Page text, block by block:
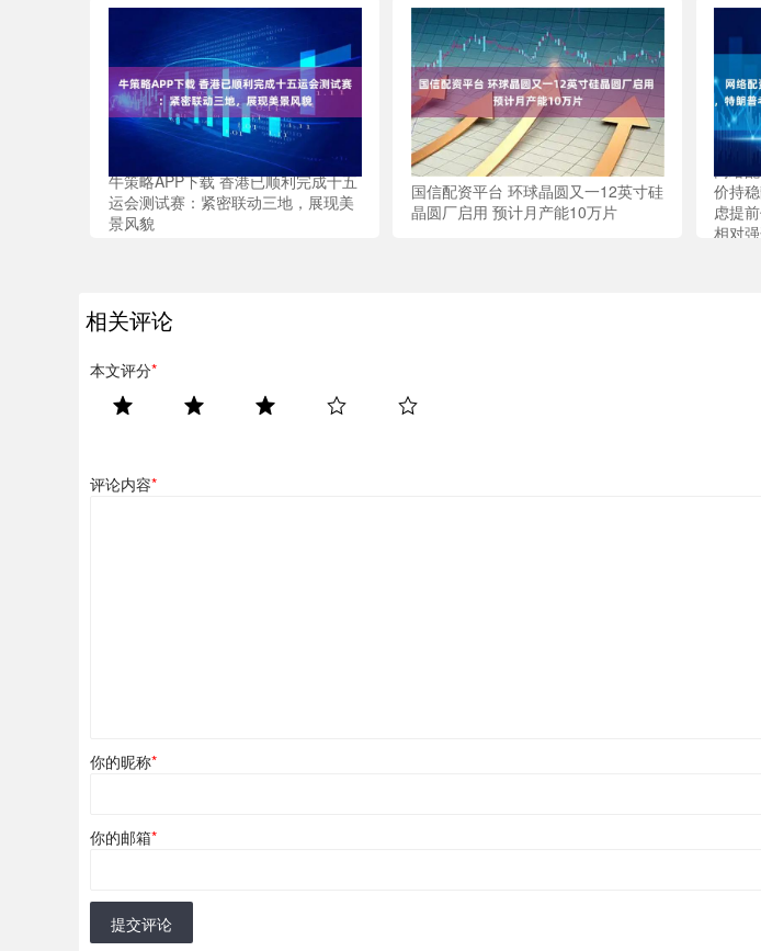
牛策略APP下载 香港已顺利完成十五
运会测试赛：紧密联动三地，展现美
景风貌
国信配资平台 环球晶圆又一12英寸硅
晶圆厂启用 预计月产能10万片
网络
价持
虑提
相对
相关评论
本文评分*
评论内容*
你的昵称*
你的邮箱*
提交评论